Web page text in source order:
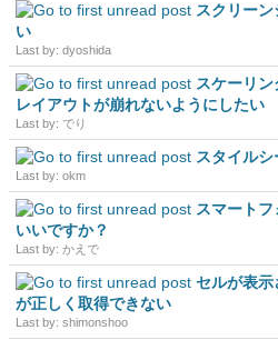
スクリー
い
Last by: dyoshida
スケーリ
レイアウトが崩れないようにしたい
Last by: でり
スタイル
Last by: okm
スマート
いいですか？
Last by: かえで
セルが表示
が正しく取得できない
Last by: shimonshoo